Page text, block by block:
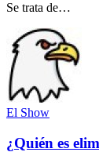
Se trata de…
El Show
¿Quién es